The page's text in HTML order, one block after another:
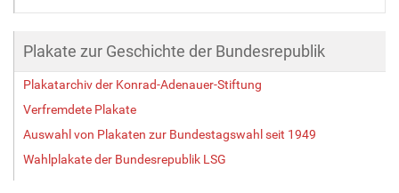
Plakate zur Geschichte der Bundesrepublik
Plakatarchiv der Konrad-Adenauer-Stiftung
Verfremdete Plakate
Auswahl von Plakaten zur Bundestagswahl seit 1949
Wahlplakate der Bundesrepublik LSG